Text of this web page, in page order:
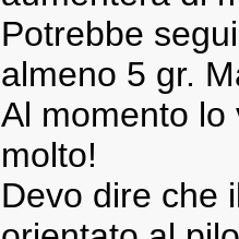
Potrebbe
almeno 5 gr.
Al momento
molto!
Devo dire che